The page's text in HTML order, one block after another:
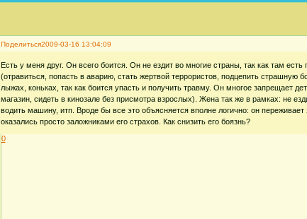
Поделиться2009-03-16 13:04:09
Есть у меня друг. Он всего боится. Он не ездит во многие страны, так как там есть
(отравиться, попасть в аварию, стать жертвой террористов, подцепить страшную
лыжах, коньках, так как боится упасть и получить травму. Он многое запрещает
магазин, сидеть в кинозале без присмотра взрослых). Жена так же в рамках: не
водить машину, итп. Вроде бы все это объясняется вполне логично: он переживает
оказались просто заложниками его страхов. Как снизить его боязнь?
0